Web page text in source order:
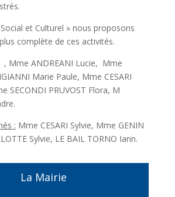
et Culturel » nous proposons
complète de ces activités.
, Mme ANDREANI Lucie, Mme
Marie Paule, Mme CESARI
SECONDI PRUVOST Flora, M
: Mme CESARI Sylvie, Mme GENIN
Sylvie, LE BAIL TORNO Iann.
La Mairie